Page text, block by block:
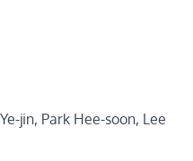
jin, Park Hee-soon, Lee